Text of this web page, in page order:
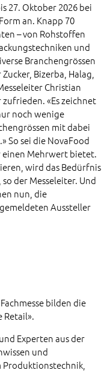
27. Oktober 2026 bei
an. Knapp 70
– von Rohstoffen
und
Branchengrössen
Bizerba, Halag,
Christian
«Es zeichnet
noch wenige
mit dabei
So sei die NovaFood
Mehrwert bietet.
wird das Bedürfnis
der Messeleiter. Und
nun, die
Aussteller
bilden die
Retail».
Experten aus der
und